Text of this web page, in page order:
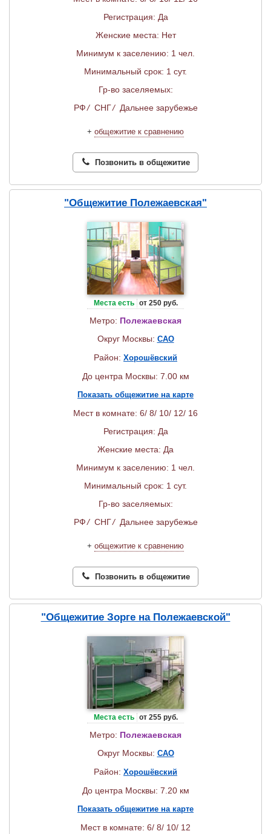
Регистрация: Да
Женские места: Нет
Минимум к заселению: 1 чел.
Минимальный срок: 1 сут.
Гр-во заселяемых:
РФ/ СНГ/ Дальнее зарубежье
+ общежитие к сравнению
Позвонить в общежитие
"Общежитие Полежаевская"
Места есть от 250 руб.
Метро: Полежаевская
Округ Москвы: САО
Район: Хорошёвский
До центра Москвы: 7.00 км
Показать общежитие на карте
Мест в комнате: 6/ 8/ 10/ 12/ 16
Регистрация: Да
Женские места: Да
Минимум к заселению: 1 чел.
Минимальный срок: 1 сут.
Гр-во заселяемых:
РФ/ СНГ/ Дальнее зарубежье
+ общежитие к сравнению
Позвонить в общежитие
"Общежитие Зорге на Полежаевской"
Места есть от 255 руб.
Метро: Полежаевская
Округ Москвы: САО
Район: Хорошёвский
До центра Москвы: 7.20 км
Показать общежитие на карте
Мест в комнате: 6/ 8/ 10/ 12